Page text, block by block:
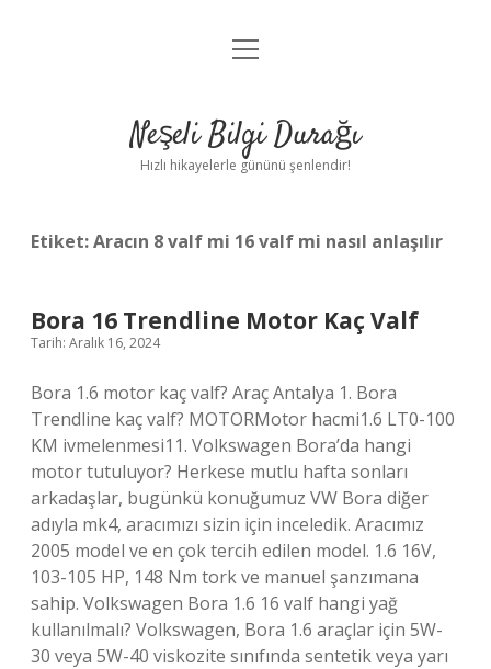
Anasayfa
Yasal Uyarı
menüyü
Neşeli Bilgi Durağı
Hızlı hikayelerle gününü şenlendir!
Etiket:Aracın 8 valf mi 16 valf mi nasıl anlaşılır
Bora 16 Trendline Motor Kaç Valf
Tarih: Aralık 16, 2024
Bora 1.6 motor kaç valf? Araç Antalya 1. Bora
Trendline kaç valf? MOTORMotor hacmi1.6 LT0-100
KM ivmelenmesi11. Volkswagen Bora’da hangi
motor tutuluyor? Herkese mutlu hafta sonları
arkadaşlar, bugünkü konuğumuz VW Bora diğer
adıyla mk4, aracımızı sizin için inceledik. Aracımız
2005 model ve en çok tercih edilen model. 1.6 16V,
103-105 HP, 148 Nm tork ve manuel şanzımana
sahip. Volkswagen Bora 1.6 16 valf hangi yağ
kullanılmalı? Volkswagen, Bora 1.6 araçlar için 5W-
30 veya 5W-40 viskozite sınıfında sentetik veya yarı